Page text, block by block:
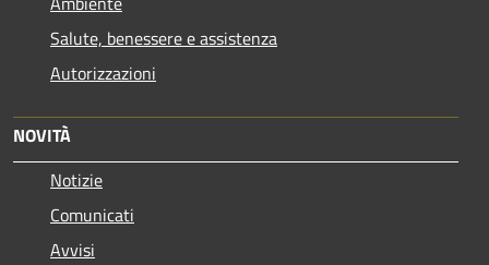
Salute, benessere e assistenza
Autorizzazioni
NOVITÀ
Notizie
Comunicati
Avvisi